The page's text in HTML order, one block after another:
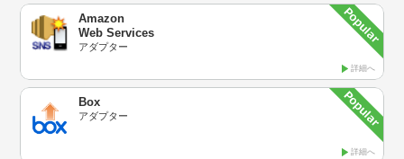
Amazon
Web Services
アダプター
詳細へ
Box
アダプター
詳細へ